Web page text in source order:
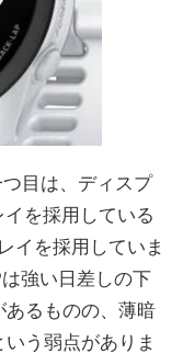
目は、ディスプ
を採用している
イを採用していま
強い日差しの下
るものの、薄暗
う弱点がありま